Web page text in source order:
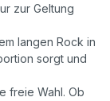
zur Geltung
langen Rock in
sorgt und
freie Wahl. Ob